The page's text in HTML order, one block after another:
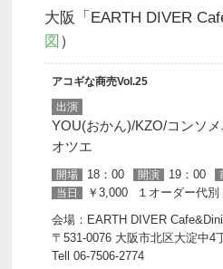
大阪「EARTH DIVER
図 ）
アコギな商売Vol.25
出演
YOU(おかん)/KZO/コンソ
オツエ
開場 18：00 開演 19：00
当日 ￥3,000
１オーダー代別
会場：EARTH DIVER
〒531-0076 大阪市北区大淀中4
Tell 06-7506-2774